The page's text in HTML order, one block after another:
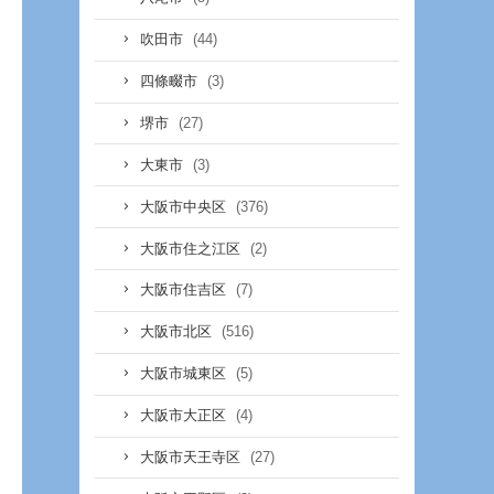
吹田市 (44)
四條畷市 (3)
堺市 (27)
大東市 (3)
大阪市中央区 (376)
大阪市住之江区 (2)
大阪市住吉区 (7)
大阪市北区 (516)
大阪市城東区 (5)
大阪市大正区 (4)
大阪市天王寺区 (27)